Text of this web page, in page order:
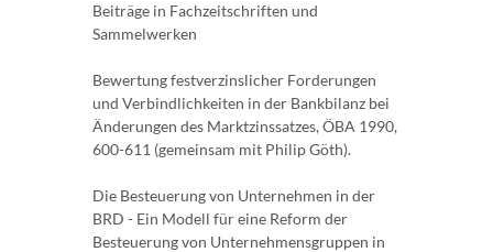
Beiträge in Fachzeitschriften und
Sammelwerken
Bewertung festverzinslicher Forderungen
und Verbindlichkeiten in der Bankbilanz bei
Änderungen des Marktzinssatzes, ÖBA 1990,
600-611 (gemeinsam mit Philip Göth).
Die Besteuerung von Unternehmen in der
BRD - Ein Modell für eine Reform der
Besteuerung von Unternehmensgruppen in